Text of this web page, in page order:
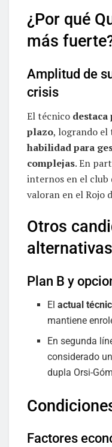
¿Por qué
más
Amplitud de
crisis
El técnico
plazo, logrando el
habilidad para
complejas. En
internos en el club
valoran en el Rojo
Otros
alternativas
Plan B y
Elactual
mantiene
En segunda
considerado
dupla Orsi-
Factores